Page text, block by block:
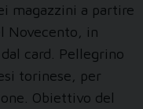
magazzini a partire
Novecento, in
card. Pellegrino
torinese, per
Obiettivo del